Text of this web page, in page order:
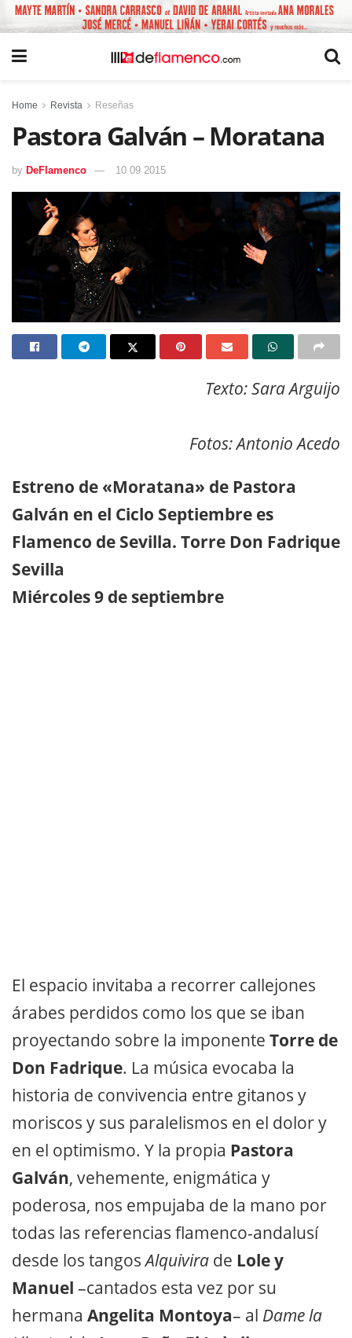
Home Revista Reseñas
Pastora Galván – Moratana
by DeFlamenco 10 09 2015
Texto: Sara Arguijo
Fotos: Antonio Acedo
Estreno de «Moratana» de Pastora
Galván en el Ciclo Septiembre es
Flamenco de Sevilla. Torre Don Fadrique
Sevilla
Miércoles 9 de septiembre
El espacio invitaba a recorrer callejones
árabes perdidos como los que se iban
proyectando sobre la imponente Torre de
Don Fadrique. La música evocaba la
historia de convivencia entre gitanos y
moriscos y sus paralelismos en el dolor y
en el optimismo. Y la propia Pastora
Galván, vehemente, enigmática y
poderosa, nos empujaba de la mano por
todas las referencias flamenco-andalusí
desde los tangosAlquivira de Lole y
Manuel –cantados esta vez por su
hermana Angelita Montoya– al Dame la